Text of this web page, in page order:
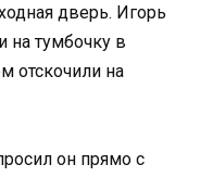
дверь. Игорь
тумбочку в
отскочили на
он прямо с